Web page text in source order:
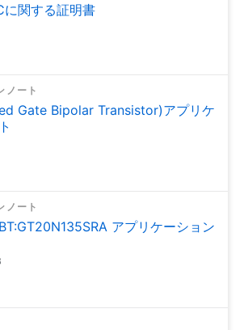
に関する証明書
ノート
Gate Bipolar Transistor)アプリケ
ノート
アプリケーション